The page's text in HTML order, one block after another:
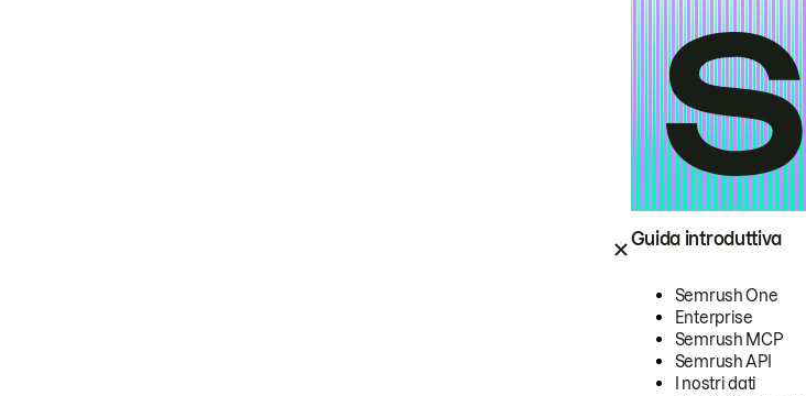
Guida introduttiva
Semrush One
Enterprise
Semrush MCP
Semrush API
I nostri dati